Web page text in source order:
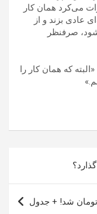
می‌کرد همان کار
عادی بزند و از
صرفنظر
که همان کار را